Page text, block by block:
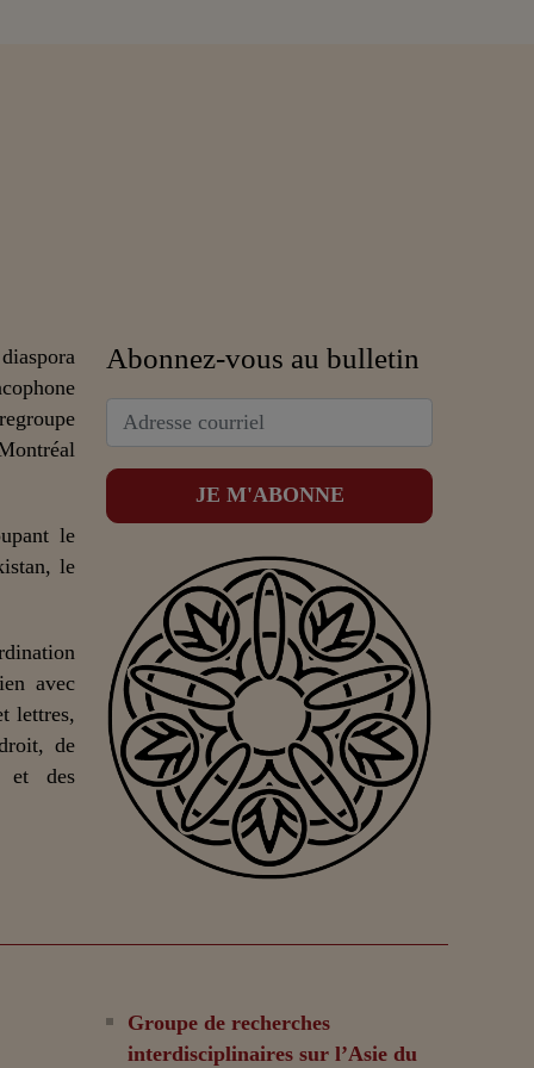
le
le
avec
lettres,
de
et des
Abonnez-vous au bulletin
Groupe de recherches
interdisciplinaires sur l’Asie du